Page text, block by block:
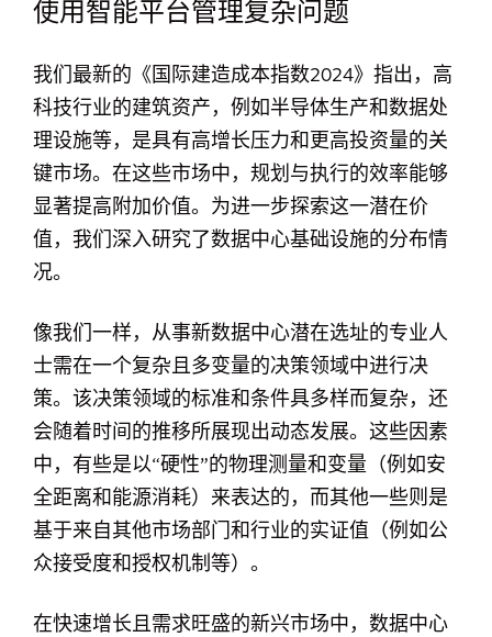
使用智能平台管理复杂问题
我们最新的《国际建造成本指数2024》指出，高
科技行业的建筑资产，例如半导体生产和数据处
理设施等，是具有高增长压力和更高投资量的关
键市场。在这些市场中，规划与执行的效率能够
显著提高附加价值。为进一步探索这一潜在价
值，我们深入研究了数据中心基础设施的分布情
况。
像我们一样，从事新数据中心潜在选址的专业人
士需在一个复杂且多变量的决策领域中进行决
策。该决策领域的标准和条件具多样而复杂，还
会随着时间的推移所展现出动态发展。这些因素
中，有些是以“硬性”的物理测量和变量（例如安
全距离和能源消耗）来表达的，而其他一些则是
基于来自其他市场部门和行业的实证值（例如公
众接受度和授权机制等）。
在快速增长且需求旺盛的新兴市场中，数据中心